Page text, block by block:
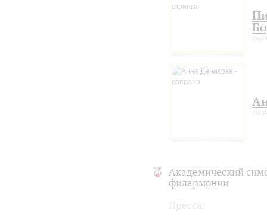
автор стремится
смелости музыкального
возникающих аллюзиях на
поистине космическое
Академический
филармонии